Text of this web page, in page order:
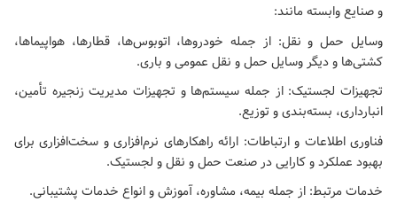
و صنایع وابسته مانند:
وسایل حمل و نقل: از جمله خودروها، اتوبوس‌ها، قطارها، هواپیماها،
کشتی‌ها و دیگر وسایل حمل و نقل عمومی و باری.
تجهیزات لجستیک: از جمله سیستم‌ها و تجهیزات مدیریت زنجیره تأمین،
انبارداری، بسته‌بندی و توزیع.
فناوری اطلاعات و ارتباطات: ارائه راهکارهای نرم‌افزاری و سخت‌افزاری برای
بهبود عملکرد و کارایی در صنعت حمل و نقل و لجستیک.
خدمات مرتبط: از جمله بیمه، مشاوره، آموزش و انواع خدمات پشتیبانی.